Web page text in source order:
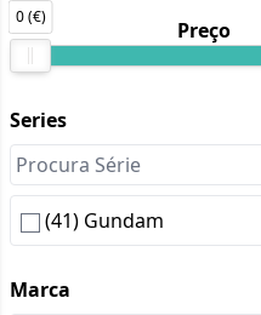
Preço
0 (€)
Series
(41) Gundam
Marca